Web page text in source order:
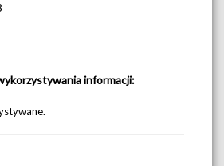
informacji: